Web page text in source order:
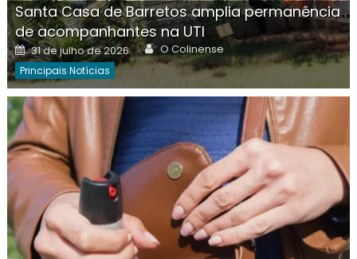
Santa Casa de Barretos amplia permanência
de acompanhantes na UTI
Posted
on
31 de julho de 2026 Author
O Colinense
Principais Notícias